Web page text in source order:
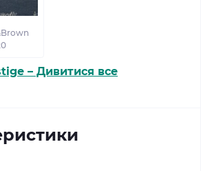
– Дивитися все